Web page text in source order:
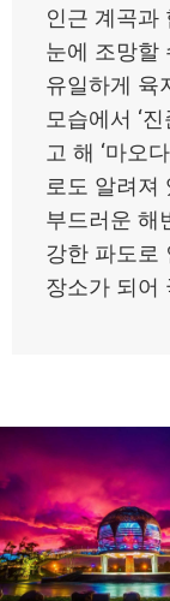
인근 계곡과
눈에 조망할
유일하게 육
모습에서 ‘
고 해 ‘마오
로도 알려져
부드러운 해
강한 파도로
장소가 되어